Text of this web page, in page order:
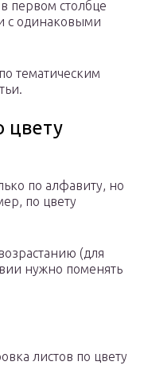
первом столбце
с одинаковыми
тематическим
цвету
по алфавиту, но
по цвету
(для
нужно поменять
листов по цвету